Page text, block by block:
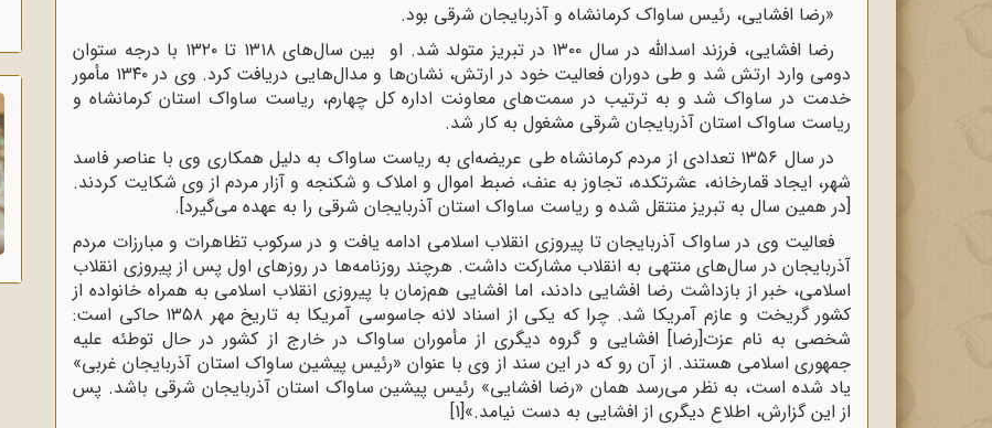
«رضا افشایی، رئیس ساواک کرمانشاه و آذربایجان شرقی بود.
رضا افشایی، فرزند اسدالله در سال ۱۳۰۰ در تبریز متولد شد. او بین سال‌های ۱۳۱۸ تا ۱۳۲۰ با درجه ستوان
دومی وارد ارتش شد و طی دوران فعالیت خود در ارتش، نشان‌ها و مدال‌هایی دریافت کرد. وی در ۱۳۴۰ مأمور
خدمت در ساواک شد و به ترتیب در سمت‌های معاونت اداره کل چهارم، ریاست ساواک استان کرمانشاه و
ریاست ساواک استان آذربایجان شرقی مشغول به کار شد.
در سال ۱۳۵۶ تعدادی از مردم کرمانشاه طی عریضه‌ای به ریاست ساواک به دلیل همکاری وی با عناصر فاسد
شهر، ایجاد قمارخانه، عشرتکده، تجاوز به عنف، ضبط اموال و املاک و شکنجه و آزار مردم از وی شکایت کردند.
[در همین سال به تبریز منتقل شده و ریاست ساواک استان آذربایجان شرقی را به عهده می‌گیرد].
فعالیت وی در ساواک آذربایجان تا پیروزی انقلاب اسلامی ادامه یافت و در سرکوب تظاهرات و مبارزات مردم
آذربایجان در سال‌های منتهی به انقلاب مشارکت داشت. هرچند روزنامه‌ها در روزهای اول پس از پیروزی انقلاب
اسلامی، خبر از بازداشت رضا افشایی دادند، اما افشایی هم‌زمان با پیروزی انقلاب اسلامی به همراه خانواده از
کشور گریخت و عازم آمریکا شد. چرا که یکی از اسناد لانه جاسوسی آمریکا به تاریخ مهر ۱۳۵۸ حاکی است:
شخصی به نام عزت[رضا] افشایی و گروه دیگری از مأموران ساواک در خارج از کشور در حال توطئه علیه
جمهوری اسلامی هستند. از آن رو که در این سند از وی با عنوان «رئیس پیشین ساواک استان آذربایجان غربی»
یاد شده است، به نظر می‌رسد همان «رضا افشایی» رئیس پیشین ساواک استان آذربایجان شرقی باشد. پس
از این گزارش، اطلاع دیگری از افشایی به دست نیامد.»[1]